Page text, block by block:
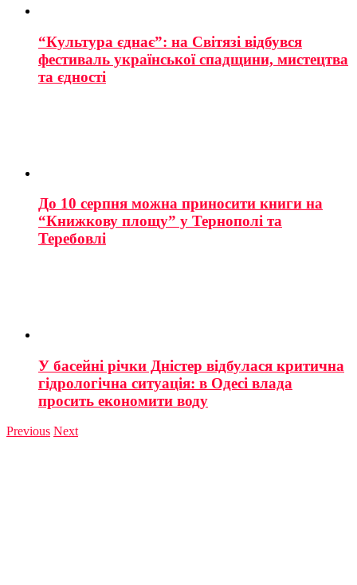
“Культура єднає”: на Світязі відбувся
фестиваль української спадщини, мистецтва
та єдності
До 10 серпня можна приносити книги на
“Книжкову площу” у Тернополі та
Теребовлі
У басейні річки Дністер відбулася критична
гідрологічна ситуація: в Одесі влада
просить економити воду
Previous Next